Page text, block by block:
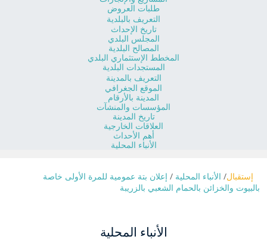
طلبات العروض
التعريف بالبلدية
تاريخ الإحداث
المجلس البلدي
المصالح البلدية
المخطط الإستثماري البلدي
المستجدات البلدية
التعريف بالمدينة
الموقع الجغرافي
المدينة بالأرقام
المؤسسات والمنشآت
تاريخ المدينة
العلاقات الخارجية
أهم الأحداث
الأنباء المحلية
إستقبال الأنباء المحلية
إعلان بتة عمومية للمرة الأولى خاصة
بالبيوت والخزائن بالحمام الشعبي بالزريبة
الأنباء المحلية